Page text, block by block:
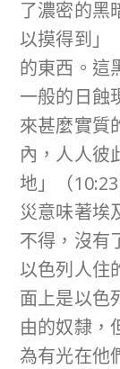
了濃密的黑
以摸得到」
的東西。這
一般的日蝕
來甚麼實質
內，人人彼
地」（
災意味著埃
不得，沒有
以色列人住
面上是以色
由的奴隸，
為有光在他